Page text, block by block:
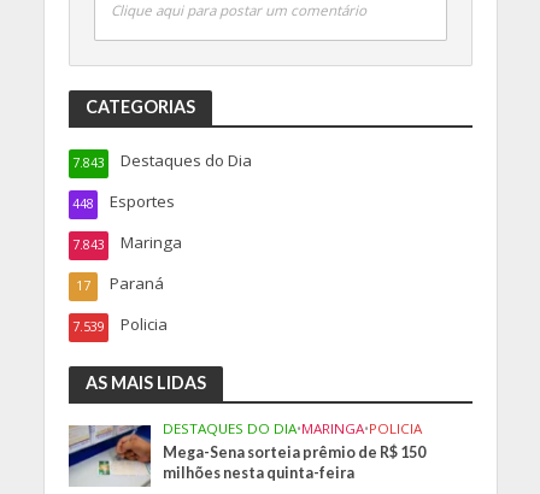
Clique aqui para postar um comentário
CATEGORIAS
Destaques do Dia
7.843
Esportes
448
Maringa
7.843
Paraná
17
Policia
7.539
AS MAIS LIDAS
DESTAQUES DO DIA•MARINGA•POLICIA
Mega-Sena sorteia prêmio de R$ 150
milhões nesta quinta-feira